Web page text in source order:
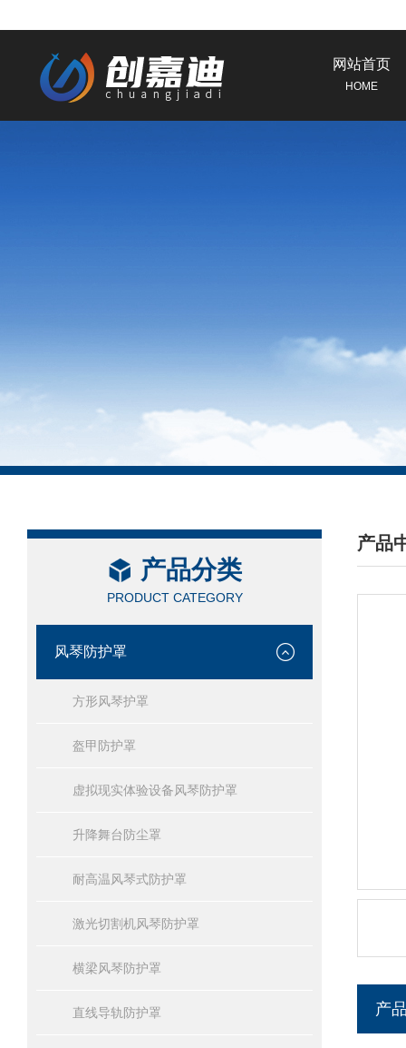
网站首页
HOME
产品分类
PRODUCT CATEGORY
风琴防护罩
方形风琴护罩
盔甲防护罩
虚拟现实体验设备风琴防护罩
升降舞台防尘罩
耐高温风琴式防护罩
激光切割机风琴防护罩
横梁风琴防护罩
直线导轨防护罩
产品
/
产